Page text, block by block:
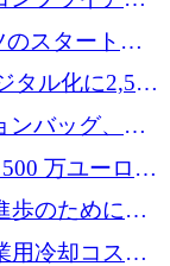
万ポンドを
のスタートア
リコンバレ
語る
タル化に2,500
ンバッグ、繊
達万ユーロを
歩のために
用冷却コスト